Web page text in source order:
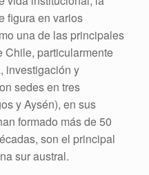
figura en varios
una de las principales
Chile, particularmente
investigación y
sedes en tres
y Aysén), en sus
formado más de 50
son el principal
sur austral.